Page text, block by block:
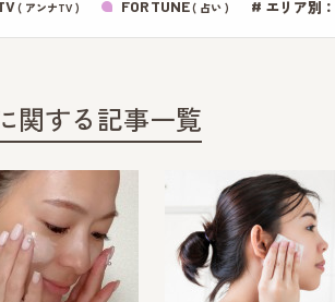
( アンナTV ) FORTUNE( 占い ) # エリア別：
関する記事一覧